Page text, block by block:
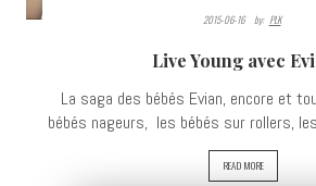
2015-06-16 By: PLK
Live Young avec
La saga des bébés Evian, encore et
bébés nageurs, les bébés sur rollers,
READ MORE